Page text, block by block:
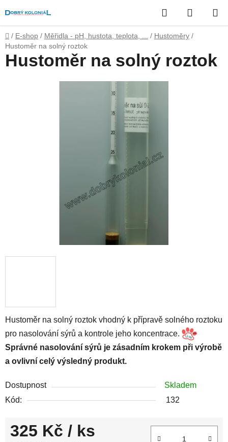
na
obsah
Hledat
KOŠÍK
Domů
/ E-shop / Měřidla - pH, hustota, teplota, ... / Hustoměry /
Hustoměr na solný roztok
Hustoměr na solný roztok vhodný k přípravě solného roztoku
pro nasolování sýrů a kontrole jeho koncentrace.
Správné nasolování sýrů je zásadním krokem při výrobě
a ovlivní celý výsledný produkt.
Dostupnost
Skladem
Kód:
132
325 Kč / ks
Hustoměr na solný roztok